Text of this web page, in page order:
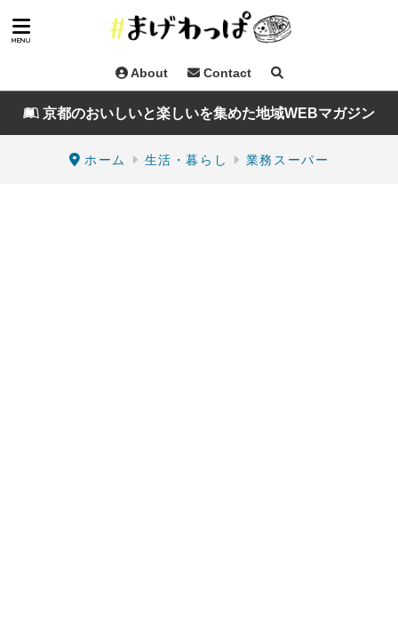
About Contact
京都のおいしいと楽しいを集めた地域WEBマガジン
ホーム 生活・暮らし 業務スーパー